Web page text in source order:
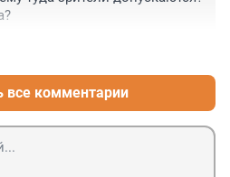
все комментарии